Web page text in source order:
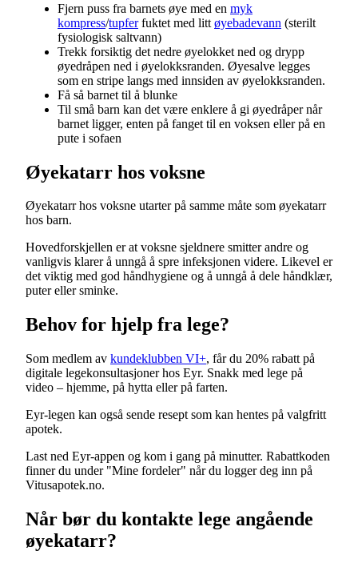
Fjern puss fra barnets øye med en myk
kompress/tupferfuktet med litt øyebadevann (sterilt
fysiologisk saltvann)
Trekk forsiktig det nedre øyelokket ned og drypp
øyedråpen ned i øyelokksranden. Øyesalve legges
som en stripe langs med innsiden av øyelokksranden.
Få så barnet til å blunke
Til små barn kan det være enklere å gi øyedråper når
barnet ligger, enten på fanget til en voksen eller på en
pute i sofaen
Øyekatarr hos voksne
Øyekatarr hos voksne utarter på samme måte som øyekatarr
hos barn.
Hovedforskjellen er at voksne sjeldnere smitter andre og
vanligvis klarer å unngå å spre infeksjonen videre. Likevel er
det viktig med god håndhygiene og å unngå å dele håndklær,
puter eller sminke.
Behov for hjelp fra lege?
Som medlem av kundeklubben VI+, får du 20% rabatt på
digitale legekonsultasjoner hos Eyr. Snakk med lege på
video – hjemme, på hytta eller på farten.
Eyr-legen kan også sende resept som kan hentes på valgfritt
apotek.
Last ned Eyr-appen og kom i gang på minutter. Rabattkoden
finner du under "Mine fordeler" når du logger deg inn på
Vitusapotek.no.
Når bør du kontakte lege angående
øyekatarr?